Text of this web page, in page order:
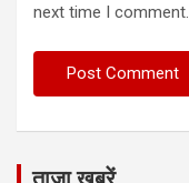
next time I comment.